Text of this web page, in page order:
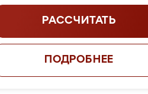
РАССЧИТАТЬ
ПОДРОБНЕЕ